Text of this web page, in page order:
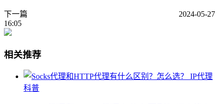
下一篇
2024-05-27
16:05
相关推荐
IP代理
科普